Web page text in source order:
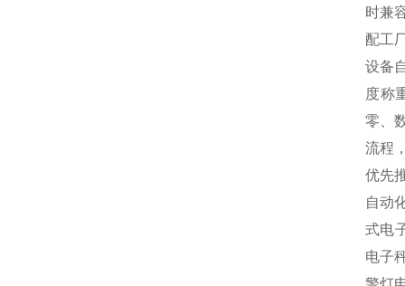
时兼
配工
设备
度称
零、
流程
优先
自动
式电
电子